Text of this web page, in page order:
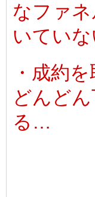
なファ
いていな
・成約
どんど
る…